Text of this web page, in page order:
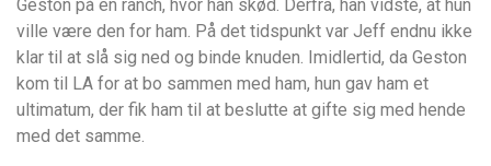
Geston på en ranch, hvor han skød. Derfra, han vidste, at hun
ville være den for ham. På det tidspunkt var Jeff endnu ikke
klar til at slå sig ned og binde knuden. Imidlertid, da Geston
kom til LA for at bo sammen med ham, hun gav ham et
ultimatum, der fik ham til at beslutte at gifte sig med hende
med det samme.